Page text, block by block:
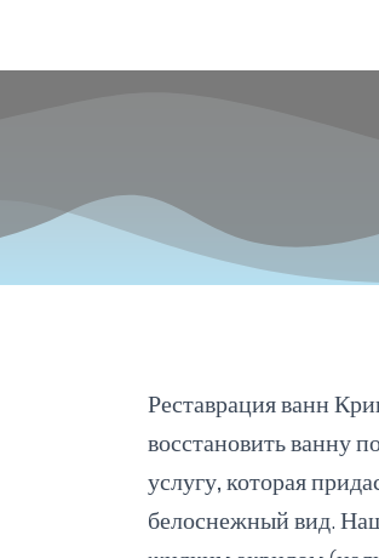
Реставрация ванн
восстановить ванну
услугу, которая
белоснежный вид.